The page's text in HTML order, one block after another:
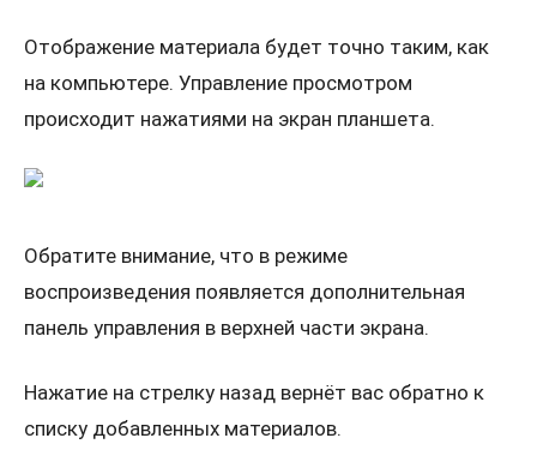
Отображение материала будет точно таким, как
на компьютере. Управление просмотром
происходит нажатиями на экран планшета.
Обратите внимание, что в режиме
воспроизведения появляется дополнительная
панель управления в верхней части экрана.
Нажатие на стрелку назад вернёт вас обратно к
списку добавленных материалов.